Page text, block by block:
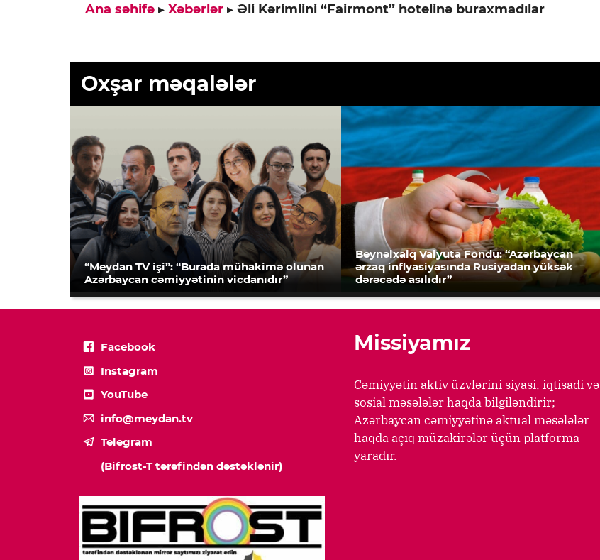
Ana səhifə ▸ Xəbərlər ▸ Əli Kərimlini “Fairmont” hotelinə buraxmadılar
Oxşar məqalələr
“Meydan TV işi”: “Burada mühakimə olunan
Azərbaycan cəmiyyətinin vicdanıdır”
Beynəlxalq Valyuta Fondu: “Azərbaycan
ərzaq inflyasiyasında Rusiyadan yüksək
dərəcədə asılıdır”
Facebook
Instagram
YouTube
info@meydan.tv
Telegram
(Bifrost-T tərəfindən dəstəklənir)
Missiyamız
Cəmiyyətin aktiv üzvlərini siyasi, iqtisadi və
sosial məsələlər haqda bilgiləndirir;
Azərbaycan cəmiyyətinə aktual məsələlər
haqda açıq müzakirələr üçün platforma
yaradır.